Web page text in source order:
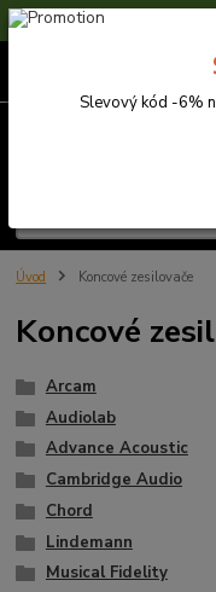
Sleva 6% na
Úvod Koncové zesilovače
Koncové
Arcam
Audiolab
Advance Acoustic
Cambridge Audio
Chord
Lindemann
Musical Fidelity
Slevový kód -6%